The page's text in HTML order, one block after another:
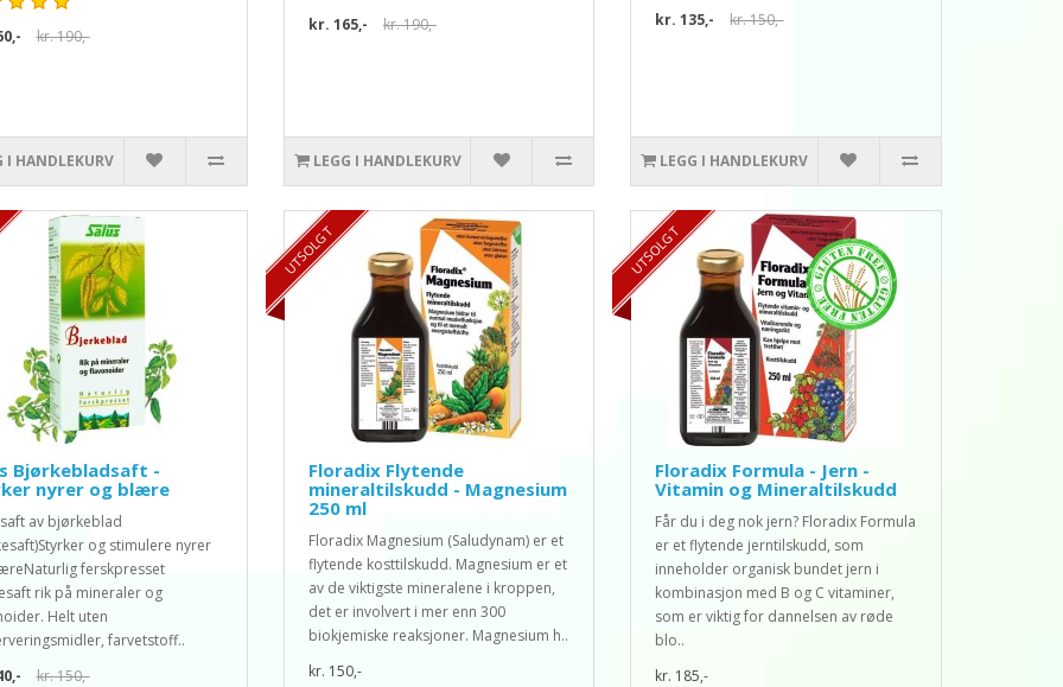
kr. 190,-
I HANDLEKURV
kr. 165,-
kr. 190,-
LEGG I HANDLEKURV
kr. 135,-
kr. 150,-
LEGG I HANDLEKURV
Bjørkebladsaft -
nyrer og blære
saft av bjørkeblad
og stimulere nyrer
ferskpresset
rik på mineraler og
Helt uten
farvetstoff..
kr. 150,-
UTSOLGT
Floradix Flytende
mineraltilskudd - Magnesium
250 ml
Floradix Magnesium (Saludynam) er et
flytende kosttilskudd. Magnesium er et
av de viktigste mineralene i kroppen,
det er involvert i mer enn 300
biokjemiske reaksjoner. Magnesium h..
kr. 150,-
UTSOLGT
Floradix Formula - Jern -
Vitamin og Mineraltilskudd
Får du i deg nok jern? Floradix Formula
er et flytende jerntilskudd, som
inneholder organisk bundet jern i
kombinasjon med B og C vitaminer,
som er viktig for dannelsen av røde
blo..
kr. 185,-